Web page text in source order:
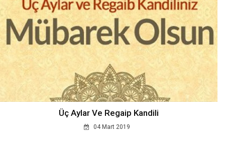
Üç Aylar Ve Regaip Kandili
04 Mart 2019